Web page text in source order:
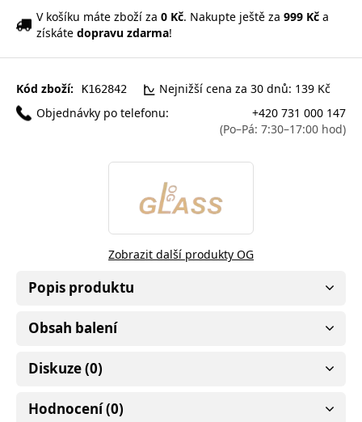
V košíku máte zboží za 0 Kč. Nakupte ještě za 999 Kč a
získáte dopravu zdarma!
Kód zboží: K162842
Nejnižší cena za 30 dnů: 139 Kč
Objednávky po telefonu:
+420 731 000 147
(Po–Pá: 7:30–17:00 hod)
Zobrazit další produkty OG
Popis produktu
Obsah balení
Diskuze (0)
Hodnocení (0)